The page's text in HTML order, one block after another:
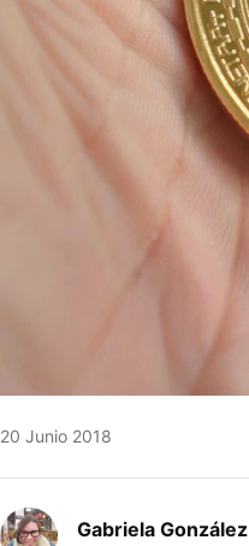
20 Junio 2018
Gabriela González